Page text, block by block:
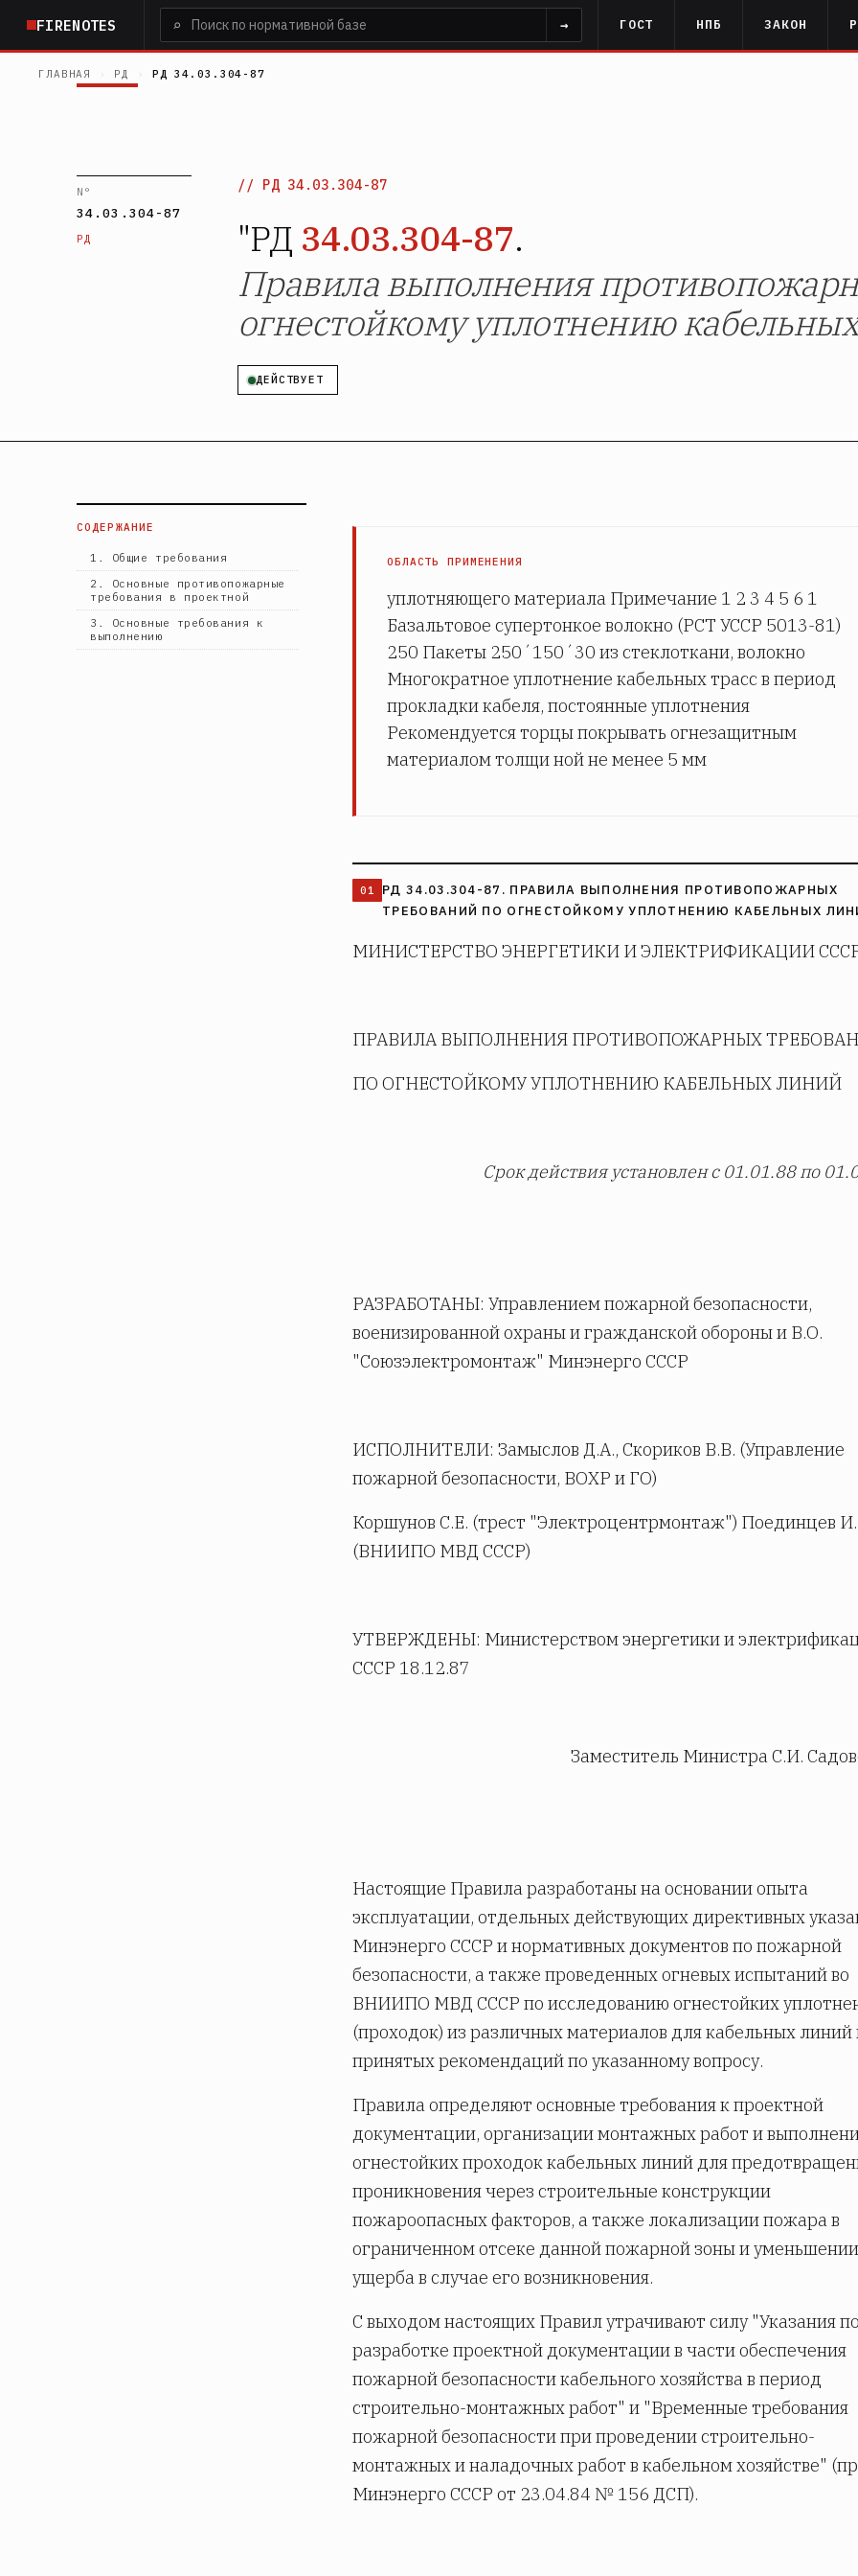
основному
содержанию
FIRENOTES ⌕ → ГОСТ НПБ ЗАКОН
ГЛАВНАЯ РД РД 34.03.304-87
N°
34.03.304-87
РД
РД 34.03.304-87
"РД 34.03.304-87.
Правила выполнения
огнестойкому уплотнению
ДЕЙСТВУЕТ
СОДЕРЖАНИЕ
1. Общие требования
2. Основные противопожарные
требования в проектной
3. Основные требования к
выполнению
ОБЛАСТЬ ПРИМЕНЕНИЯ
уплотняющего материала Примечание 1 2 3 4 5 6 1
Базальтовое супертонкое волокно (РСТ УССР 5013-81)
250 Пакеты 250´150´30 из стеклоткани, волокно
Многократное уплотнение кабельных трасс в период
прокладки кабеля, постоянные уплотнения
Рекомендуется торцы покрывать огнезащитным
материалом толщи ной не менее 5 мм
РД 34.03.304-87. ПРАВИЛА ВЫПОЛНЕНИЯ ПРОТИВОПОЖАРНЫХ
ТРЕБОВАНИЙ ПО ОГНЕСТОЙКОМУ УПЛОТНЕНИЮ КАБЕЛЬНЫХ
МИНИСТЕРСТВО ЭНЕРГЕТИКИ И ЭЛЕКТРИФИКАЦИИ
ПРАВИЛА ВЫПОЛНЕНИЯ ПРОТИВОПОЖАРНЫХ
ПО ОГНЕСТОЙКОМУ УПЛОТНЕНИЮ КАБЕЛЬНЫХ ЛИНИЙ
Срок действия установлен с 01.01.88по
РАЗРАБОТАНЫ: Управлением пожарной безопасности,
военизированной охраны и гражданской обороны и В.О.
"Союзэлектромонтаж" Минэнерго СССР
ИСПОЛНИТЕЛИ: Замыслов Д.А., Скориков В.В. (Управление
пожарной безопасности, ВОХР и ГО)
Коршунов С.Е. (трест "Электроцентрмонтаж") Поединцев
(ВНИИПО МВД СССР)
УТВЕРЖДЕНЫ: Министерством энергетики и
СССР 18.12.87
Заместитель Министра С.И.
Настоящие Правила разработаны на основании опыта
эксплуатации, отдельных действующих директивных
Минэнерго СССР и нормативных документов по пожарной
безопасности, а также проведенных огневых испытаний во
ВНИИПО МВД СССР по исследованию огнестойких
(проходок) из различных материалов для кабельных линий
принятых рекомендаций по указанному вопросу.
Правила определяют основные требования к проектной
документации, организации монтажных работ и
огнестойких проходок кабельных линий для
проникновения через строительные конструкции
пожароопасных факторов, а также локализации пожара в
ограниченном отсеке данной пожарной зоны и уменьшении
ущерба в случае его возникновения.
С выходом настоящих Правил утрачивают силу "Указания по
разработке проектной документации в части обеспечения
пожарной безопасности кабельного хозяйства в период
строительно-монтажных работ" и "Временные требования
пожарной безопасности при проведении строительно-
монтажных и наладочных работ в кабельном хозяйстве"
Минэнерго СССР от 23.04.84 № 156 ДСП).